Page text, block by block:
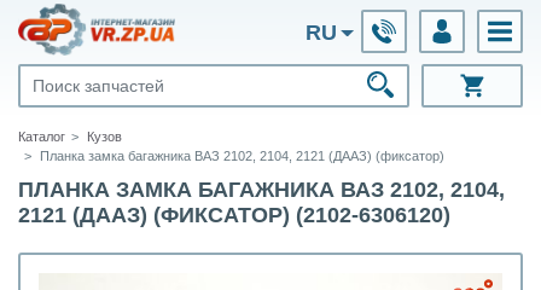
RU
Каталог
Кузов
Планка замка багажника ВАЗ 2102, 2104, 2121 (ДААЗ) (фиксатор)
ПЛАНКА ЗАМКА БАГАЖНИКА ВАЗ 2102, 2104,
2121 (ДААЗ) (ФИКСАТОР) (2102-6306120)